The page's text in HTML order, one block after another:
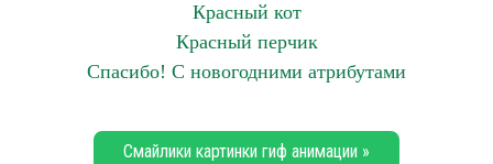
Красный кот
Красный перчик
Спасибо! С новогодними атрибутами
Смайлики картинки гиф анимации »